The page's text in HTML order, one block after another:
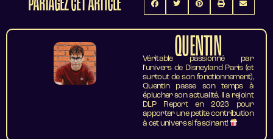
QUENTIN
Véritable passionné par
l’univers de Disneyland Paris (et
surtout de son fonctionnement),
Quentin passe son temps à
éplucher son actualité. Il a rejoint
DLP Report en 2023 pour
apporter une petite contribution
à cet univers si fascinant!